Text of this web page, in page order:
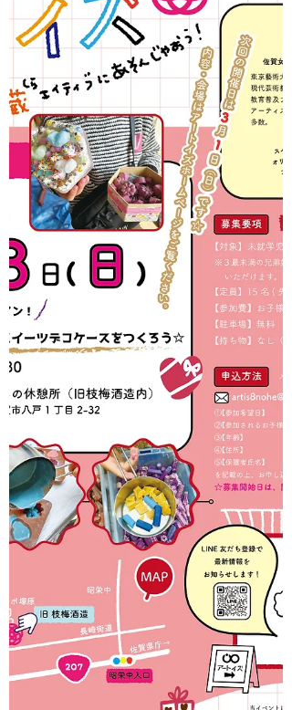
今年度１２回目のアートイズは『~なりた
い自分に大変身⭐︎~ワクワク顔出しパネル
をつくろう☆』です。 今年度最後のアー
トイズです。 来年度から入学する子、次
の学年に上がる子、新しいことを始める
子、いろいろなワクワクが待っているは
ず！ 今回は、なりたい自分を思い描きな
がら顔出しパネルを作ります。 どんな自
分に変身するかな？ ぜひご参加ください
♪ お待ちしています☆ 【日時】2026年3
月1日（日）13:30～15:30 【講師】佐貫
巧（佐賀女子短期大学こども未来学科 准
教授） 【対象】未就学児（3～6歳）・小
学生※3歳未満の兄弟姉妹の方も、保護者
の方と一緒にご参加いただけます。 【参
加費（材料費）】お子様ひとりあたり
1,000円 【持ち物】なし（汚れても良い
服装でお願いします） 【会場】EDAUME
まちの休憩所（旧枝梅酒造内） 【住所】
佐賀県佐賀市八戸1丁目2-32 【駐車場】
無料 【定員】15名（先着順） 【申込方
法】メールにて：artis8nohe@gmail.com
①【参加希望日】 ②【参加されるお子様
の氏名（ふりがな）】 ③【年齢】 ④